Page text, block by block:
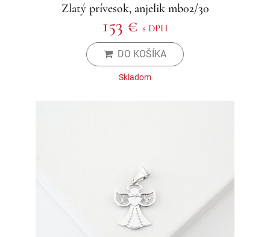
Zlatý prívesok, anjelik mb02/30
153 € s DPH
DO KOŠÍKA
Skladom